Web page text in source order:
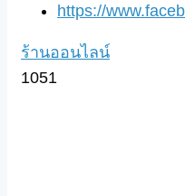
https://
ร้านออนไลน์
1051